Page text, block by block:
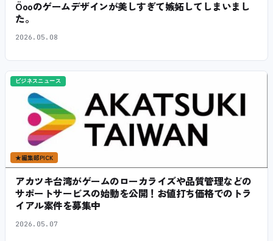
Öooのゲームデザインが美しすぎて嫉妬してしまいまし
た。
2026.05.08
ビジネスニュース
★編集部PICK
アカツキ台湾がゲームのローカライズや品質管理などの
サポートサービスの始動を公開！お値打ち価格でのトラ
イアル案件を募集中
2026.05.07